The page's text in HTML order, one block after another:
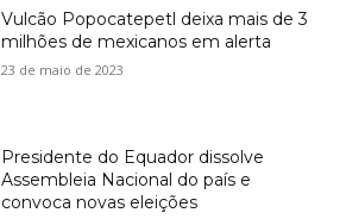
Vulcão Popocatepetl deixa mais de 3
milhões de mexicanos em alerta
23 de maio de 2023
Presidente do Equador dissolve
Assembleia Nacional do país e
convoca novas eleições